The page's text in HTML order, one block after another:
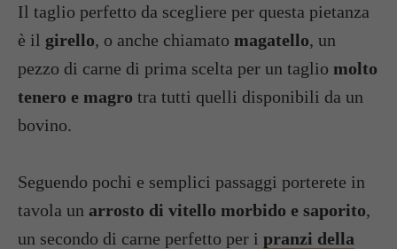
Il taglio perfetto da scegliere per questa pietanza
è il girello, o anche chiamato magatello, un
pezzo di carne di prima scelta per un taglio molto
tenero e magro tra tutti quelli disponibili da un
bovino.
Seguendo pochi e semplici passaggi porterete in
tavola un arrosto di vitello morbido e saporito,
un secondo di carne perfetto per i pranzi della